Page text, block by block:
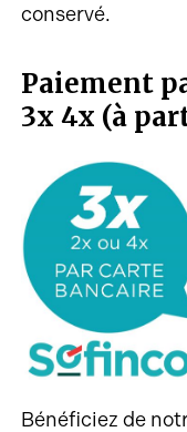
conservé.
Paiement
3x 4x (à
Bénéficiez de